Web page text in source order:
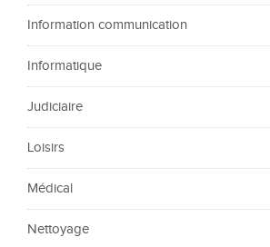
Information communication
Informatique
Judiciaire
Loisirs
Médical
Nettoyage